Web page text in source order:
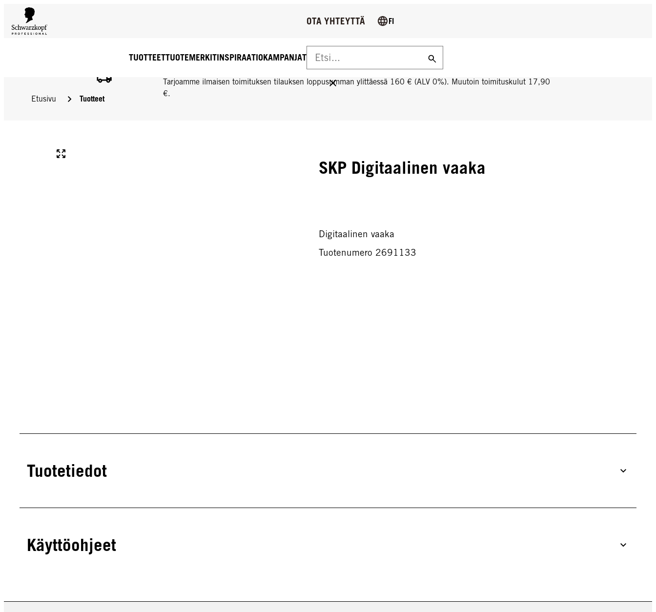
Tarjoamme ilmaisen toimituksen tilauksen loppusumman ylittäessä 160 € (ALV 0%). Muutoin toimituskulut 17,90
€.
TUOTTEETTUOTEMERKITINSPIRAATIOKAMPANJAT
OTA YHTEYTTÄ FI
Etusivu Tuotteet
SKP Digitaalinen vaaka
Digitaalinen vaaka
Tuotenumero 2691133
Tuotetiedot
Käyttöohjeet